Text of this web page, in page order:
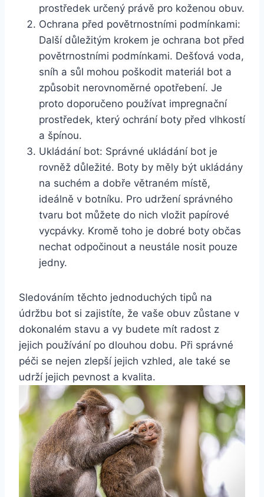
prostředek určený právě pro koženou obuv.
Ochrana před povětrnostními podmínkami:⁢
Další ​důležitým krokem je ochrana bot před
povětrnostními podmínkami.⁣ Dešťová voda,‌
sníh ⁢a sůl mohou⁣ poškodit materiál bot a
způsobit nerovnoměrné opotřebení. Je
proto doporučeno používat impregnační
prostředek,⁢ který ochrání boty před​ vlhkostí‍
a špínou.
Ukládání ​bot: Správné‍ ukládání bot je⁢
rovněž důležité. Boty by ⁣měly být⁣ ukládány
‍na suchém a dobře větraném místě,
ideálně ​v​ botníku. Pro udržení správného
tvaru‌ bot⁤ můžete​ do nich vložit papírové
vycpávky. Kromě toho ⁣je dobré boty občas
nechat odpočinout a neustále nosit pouze
jedny.
Sledováním těchto jednoduchých tipů⁣ na
údržbu bot⁢ si zajistíte, že vaše obuv zůstane v
dokonalém stavu a vy budete mít radost z
jejich používání po dlouhou dobu. Při správné⁤
péči se nejen zlepší jejich vzhled, ale také se
‌udrží jejich pevnost a kvalita.